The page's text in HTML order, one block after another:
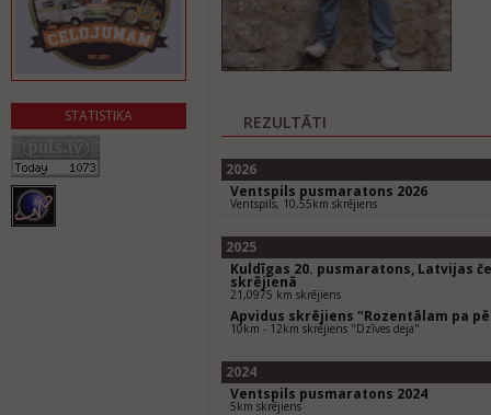
STATISTIKA REZULTĀTI
2026
Ventspils pusmaratons 2026
Ventspils, 10,55km skrējiens
2025
Kuldīgas 20. pusmaratons, Latvijas
skrējienā
21,0975 km skrējiens
Apvidus skrējiens "Rozentālam pa
10km - 12km skrējiens "Dzīves deja"
2024
Ventspils pusmaratons 2024
5km skrējiens